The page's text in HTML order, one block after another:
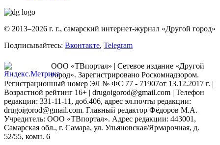
© 2013–2026 г. г., самарский интернет-журнал «Другой город»
Подписывайтесь: Вконтакте, Telegram
ООО «ТВпортал» | Сетевое издание «Другой
город». Зарегистрировано Роскомнадзором.
Регистрационный номер ЭЛ № ФС 77 - 71907от 13.12.2017 г. |
Возрастной рейтинг 16+ | drugoigorod@gmail.com | Телефон
редакции: 331-11-11, доб.406, адрес эл.почты редакции:
drugoigorod@gmail.com. Главный редактор Фёдоров М.А.
Учредитель: ООО «ТВпортал». Адрес редакции: 443001,
Самарская обл., г. Самара, ул. Ульяновская/Ярмарочная, д.
52/55, комн. 6